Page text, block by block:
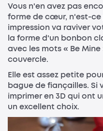
Vous n'en avez pas
forme de cœur, n'est-ce
impression va raviver
la forme d'un bonbon
avec les mots « Be
couvercle.
Elle est assez petite
bague de fiançailles. Si
imprimer en 3D qui ont
un excellent choix.